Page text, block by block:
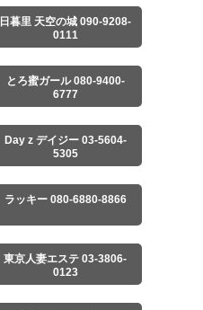
日暮里 天空の城 090-9208-
0111
とろ蜜ガール 080-9400-
6777
Day z デイジー 03-5604-
5305
ラッキー 080-6880-8866
東京人妻エステ 03-3806-
0123